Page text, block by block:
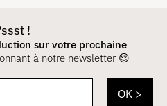
!
sur votre prochaine
à notre newsletter 😌